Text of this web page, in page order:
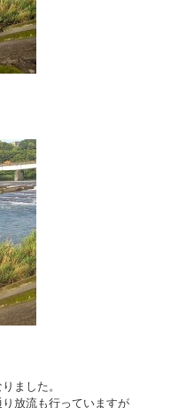
ました。
放流も行っていますが